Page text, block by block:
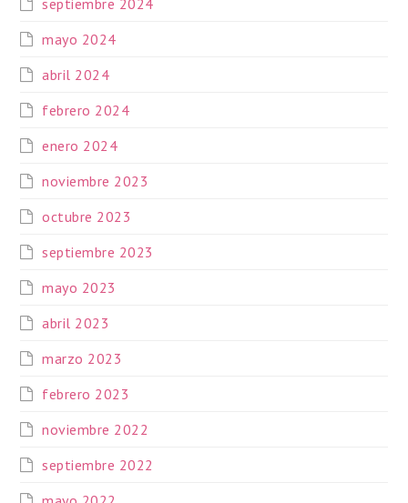
mayo 2024
abril 2024
febrero 2024
enero 2024
noviembre 2023
octubre 2023
septiembre 2023
mayo 2023
abril 2023
marzo 2023
febrero 2023
noviembre 2022
septiembre 2022